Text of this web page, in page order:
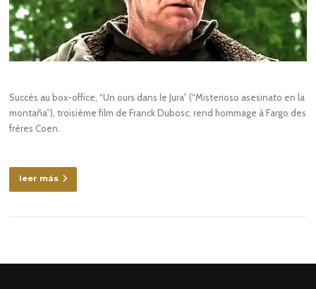
Succès au box-office, “Un ours dans le Jura” (“Misterioso asesinato en la
montaña”), troisième film de Franck Dubosc, rend hommage à Fargo des
frères Coen.
leer más